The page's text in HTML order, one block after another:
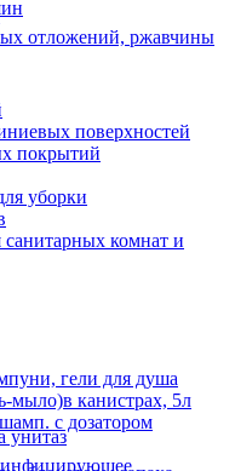
отложений, ржавчины
поверхностей
покрытий
уборки
санитарных комнат и
унитаз
гели для душа
канистрах, 5л
с дозатором